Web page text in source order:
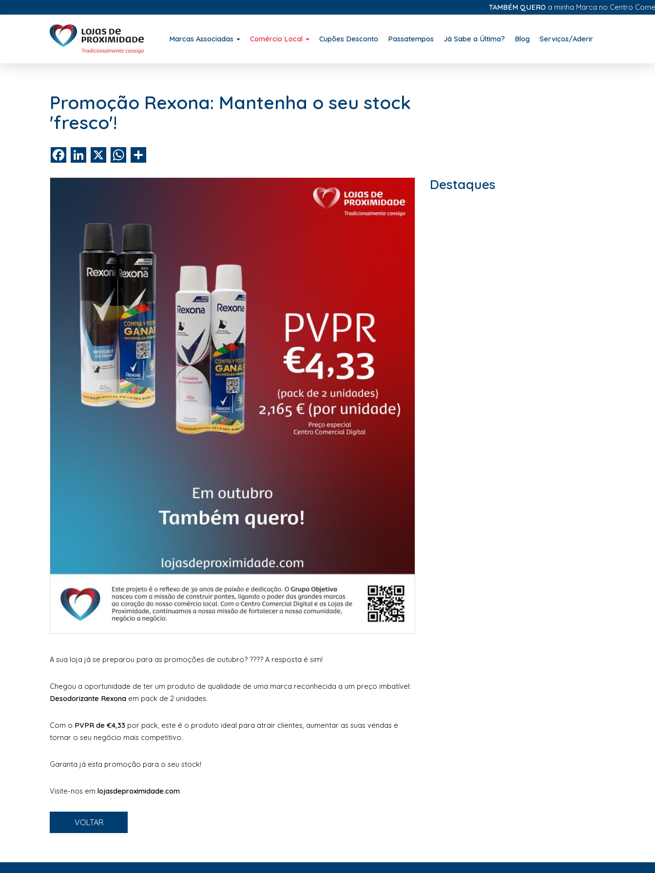
TAMBÉM QUEROa minha Marca no Centro Comercial
Marcas Associadas Comércio Local Cupões Desconto Passatempos Já Sabe a Última? Blog Serviços/Aderir
Promoção Rexona: Mantenha o seu stock
'fresco'!
FacebookLinkedIn WhatsApp
A sua loja já se preparou para as promoções de outubro? ???? A resposta é sim!
Chegou a oportunidade de ter um produto de qualidade de uma marca reconhecida a um preço imbatível:
Desodorizante Rexona em pack de 2 unidades.
Com o PVPR de €4,33 por pack, este é o produto ideal para atrair clientes, aumentar as suas vendas e
tornar o seu negócio mais competitivo.
Garanta já esta promoção para o seu stock!
Visite-nos em lojasdeproximidade.com
VOLTAR
Destaques